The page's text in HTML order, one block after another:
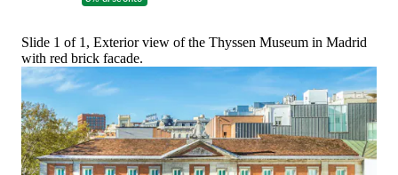
Slide 1 of 1, Exterior view of the Thyssen Museum in Madrid
with red brick facade.